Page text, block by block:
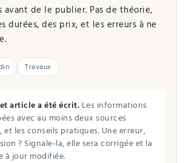
de le publier. Pas de théorie,
durées, des prix, et les erreurs à ne
Travaux
article a été écrit. Les informations
avec au moins deux sources
et les conseils pratiques. Une erreur,
? Signale-la, elle sera corrigée et la
à jour modifiée.